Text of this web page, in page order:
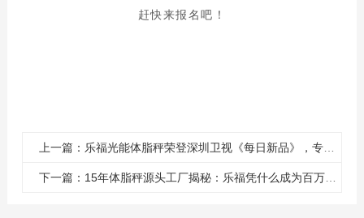
赶快来报名吧！
上一篇：乐福光能体脂秤荣登深圳卫视《每日新品》，专业健康体重管理获权威认可
下一篇：15年体脂秤源头工厂揭秘：乐福凭什么成为百万家庭的体重管理专家